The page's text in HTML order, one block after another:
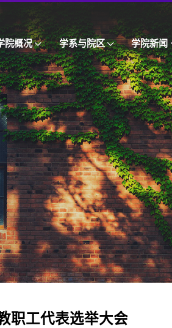
院概况 学系与院区 学院新闻
职工代表选举大会